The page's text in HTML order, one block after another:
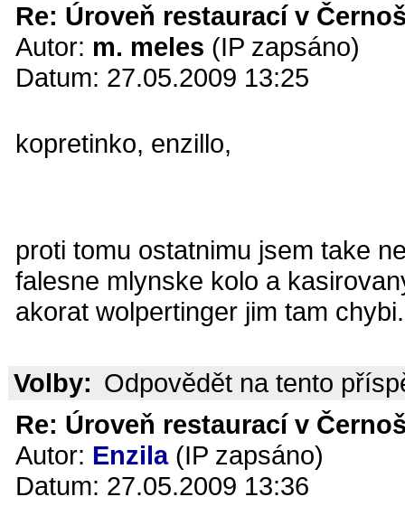
Re: Úroveň restaurací v
Autor: m. meles (IP zapsáno)
Datum: 27.05.2009 13:25
kopretinko, enzillo,
proti tomu ostatnimu jsem take
falesne mlynske kolo a
akorat wolpertinger jim tam chybi.
Volby: Odpovědět na tento
Re: Úroveň restaurací v
Autor: Enzila(IP zapsáno)
Datum: 27.05.2009 13:36